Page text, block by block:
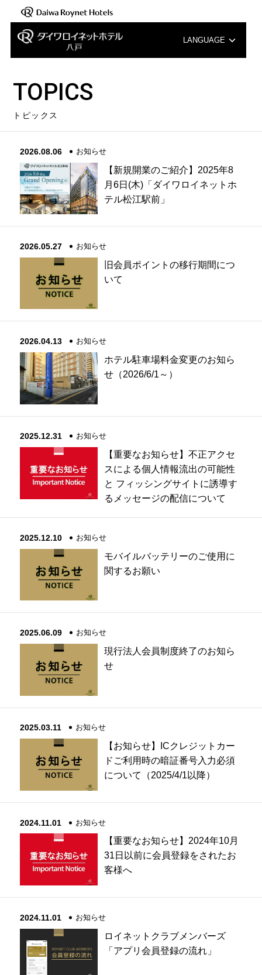
LANGUAGE
TOPICS
トピックス
2026.08.06 お知らせ
【新規開業のご紹介】2025年8
月6日(木)「ダイワロイネットホ
テル松江駅前」
2026.05.27 お知らせ
旧会員ポイントの移行期間につ
いて
2026.04.13 お知らせ
ホテル駐車場料金変更のお知ら
せ（2026/6/1～）
2025.12.31 お知らせ
【重要なお知らせ】不正アクセ
スによる個人情報流出の可能性
と フィッシングサイトに誘導す
るメッセージの配信について
2025.12.10 お知らせ
モバイルバッテリーのご使用に
関するお願い
2025.06.09 お知らせ
現行法人会員制度終了のお知ら
せ
2025.03.11 お知らせ
【お知らせ】ICクレジットカー
ドご利用時の暗証番号入力必須
について（2025/4/1以降）
2024.11.01 お知らせ
【重要なお知らせ】2024年10月
31日以前に会員登録をされたお
客様へ
2024.11.01 お知らせ
ロイネットクラブメンバーズ
「アプリ会員登録の流れ」